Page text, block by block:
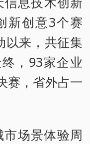
新创意3个赛
以来，共征集
，93家企业
赛，省外占一
场景体验周